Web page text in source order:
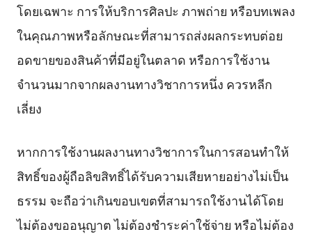
โดยเฉพาะ การให้บริการศิลปะ ภาพถ่าย หรือบทเพลง
ในคุณภาพหรือลักษณะที่สามารถส่งผลกระทบต่อย
อดขายของสินค้าที่มีอยู่ในตลาด หรือการใช้งาน
จำนวนมากจากผลงานทางวิชาการหนึ่ง ควรหลีก
เลี่ยง
หากการใช้งานผลงานทางวิชาการในการสอนทำให้
สิทธิ์ของผู้ถือลิขสิทธิ์ได้รับความเสียหายอย่างไม่เป็น
ธรรม จะถือว่าเกินขอบเขตที่สามารถใช้งานได้โดย
ไม่ต้องขออนุญาต ไม่ต้องชำระค่าใช้จ่าย หรือไม่ต้อง